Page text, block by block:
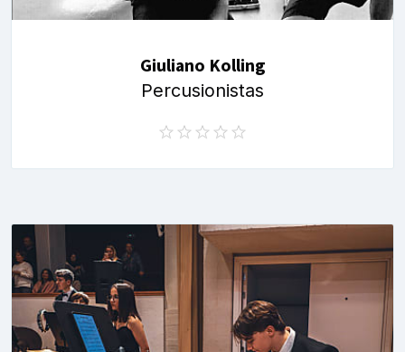
Giuliano Kolling
Percusionistas